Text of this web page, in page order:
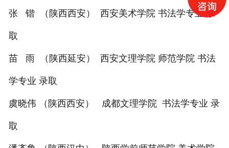
张 锴 （陕西西安） 西安美术学院 书法学专业 录
取
苗 雨 （陕西延安） 西安文理学院 师范学院 书法
学专业 录取
虞晓伟 （陕西西安） 成都文理学院 书法学专业 录
取